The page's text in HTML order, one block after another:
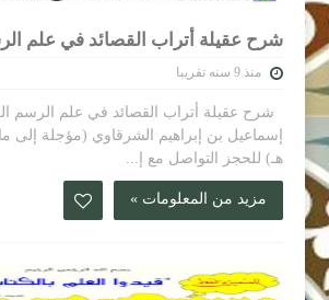
شرح عقيلة أتراب القصائد في علم
منذ 9 سنه تقريبا
شرح عقيلة أتراب القصائد في علم الرسم
هـ) للحجز التواصل مع إ...
مزيد من المعلومات »